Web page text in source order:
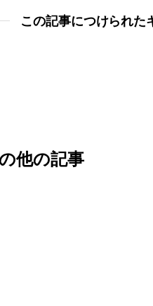
この記事につけられた
他の記事